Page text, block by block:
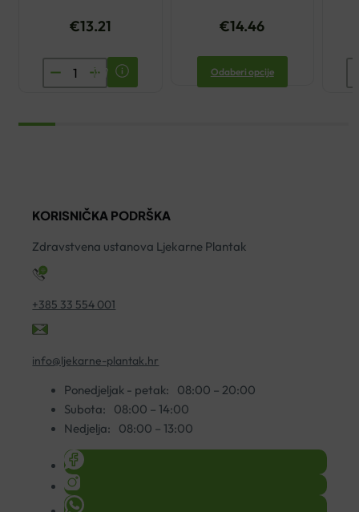
€13.21
OMRON
ZAMJENSKA
€14.46
Odaberi opcije
KORISNIČKA PODRŠKA
Zdravstvena ustanova Ljekarne Plantak
+385 33 554 001
info@ljekarne-plantak.hr
Ponedjeljak - petak:
08:00 – 20:00
Subota:
08:00 – 14:00
Nedjelja:
08:00 – 13:00